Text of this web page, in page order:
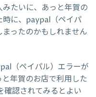
たいに、あっと年賀の
時に、paypal（ペイパ
ったのかもしれません
（ペイパル）エラーが
年賀のお店で利用した
認されてみるとよい